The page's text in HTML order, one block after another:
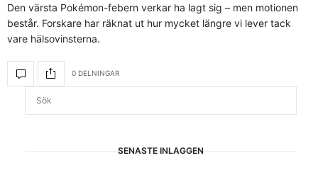
Den värsta Pokémon-febern verkar ha lagt sig – men motionen
består. Forskare har räknat ut hur mycket längre vi lever tack
vare hälsovinsterna.
0 DELNINGAR
SENASTE INLÄGGEN